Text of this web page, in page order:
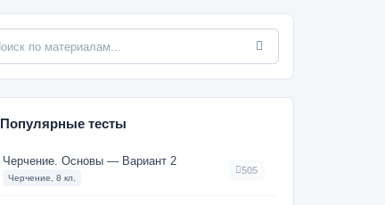
Популярные тесты
Черчение. Основы — Вариант 2
Черчение, 8 кл.
505